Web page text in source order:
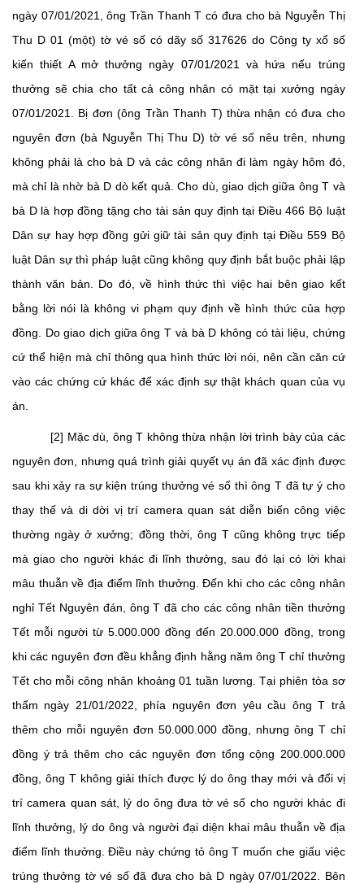
ngày 07/01/2021, ông Trần Thanh T có đưa cho bà Nguyễn Thị
Thu D 01 (một) tờ vé số có dãy số 317626 do Công ty xổ số
kiến thiết A mở thưởng ngày 07/01/2021 và hứa nếu trúng
thưởng sẽ chia cho tất cả công nhân có mặt tại xưởng ngày
07/01/2021. Bị đơn (ông Trần Thanh T) thừa nhận có đưa cho
nguyên đơn (bà Nguyễn Thị Thu D) tờ vé số nêu trên, nhưng
không phải là cho bà D và các công nhân đi làm ngày hôm đó,
mà chỉ là nhờ bà D dò kết quả. Cho dù, giao dịch giữa ông T và
bà D là hợp đồng tặng cho tài sản quy định tại Điều 466 Bộ luật
Dân sự hay hợp đồng gửi giữ tài sản quy định tại Điều 559 Bộ
luật Dân sự thì pháp luật cũng không quy định bắt buộc phải lập
thành văn bản. Do đó, về hình thức thì việc hai bên giao kết
bằng lời nói là không vi phạm quy định về hình thức của hợp
đồng. Do giao dịch giữa ông T và bà D không có tài liệu, chứng
cứ thể hiện mà chỉ thông qua hình thức lời nói, nên cần căn cứ
vào các chứng cứ khác để xác định sự thật khách quan của vụ
án.
[2] Mặc dù, ông T không thừa nhận lời trình bày của các
nguyên đơn, nhưng quá trình giải quyết vụ án đã xác định được
sau khi xảy ra sự kiện trúng thưởng vé số thì ông T đã tự ý cho
thay thế và di dời vị trí camera quan sát diễn biến công việc
thường ngày ở xưởng; đồng thời, ông T cũng không trực tiếp
mà giao cho người khác đi lĩnh thưởng, sau đó lại có lời khai
mâu thuẫn về địa điểm lĩnh thưởng. Đến khi cho các công nhân
nghỉ Tết Nguyên đán, ông T đã cho các công nhân tiền thưởng
Tết mỗi người từ 5.000.000 đồng đến 20.000.000 đồng, trong
khi các nguyên đơn đều khẳng định hằng năm ông T chỉ thưởng
Tết cho mỗi công nhân khoảng 01 tuần lương. Tại phiên tòa sơ
thẩm ngày 21/01/2022, phía nguyên đơn yêu cầu ông T trả
thêm cho mỗi nguyên đơn 50.000.000 đồng, nhưng ông T chỉ
đồng ý trả thêm cho các nguyên đơn tổng cộng 200.000.000
đồng, ông T không giải thích được lý do ông thay mới và đổi vị
trí camera quan sát, lý do ông đưa tờ vé số cho người khác đi
lĩnh thưởng, lý do ông và người đại diện khai mâu thuẫn về địa
điểm lĩnh thưởng. Điều này chứng tỏ ông T muốn che giấu việc
trúng thưởng tờ vé số đã đưa cho bà D ngày 07/01/2022. Bên